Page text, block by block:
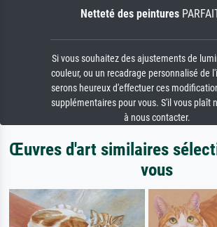
Netteté des peintures
Si vous souhaitez des ajustements de
couleur, ou un recadrage personnalisé de
serons heureux d'effectuer ces
supplémentaires pour vous. S'il vous plaît
à nous contacter.
Œuvres d'art similaires
vous